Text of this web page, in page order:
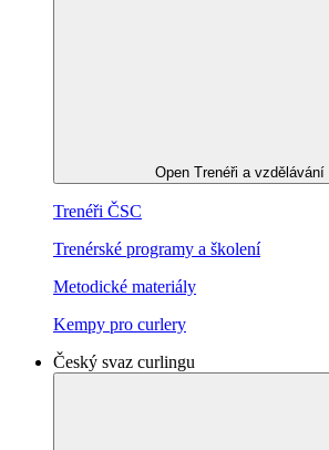
Open Trenéři a vzdělávání
Trenéři ČSC
Trenérské programy a školení
Metodické materiály
Kempy pro curlery
Český svaz curlingu